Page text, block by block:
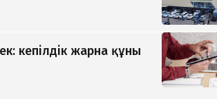
кепілдік жарна құны